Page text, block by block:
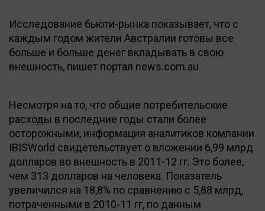
Исследование бьюти-рынка показывает, что с
каждым годом жители Австралии готовы все
больше и больше денег вкладывать в свою
внешность, пишет портал news.com.au
Несмотря на то, что общие потребительские
расходы в последние годы стали более
осторожными, информация аналитиков компании
IBISWorld свидетельствует о вложении 6,99 млрд
долларов во внешность в 2011-12 гг. Это более,
чем 313 долларов на человека. Показатель
увеличился на 18,8% по сравнению с 5,88 млрд,
потраченными в 2010-11 гг, по данным